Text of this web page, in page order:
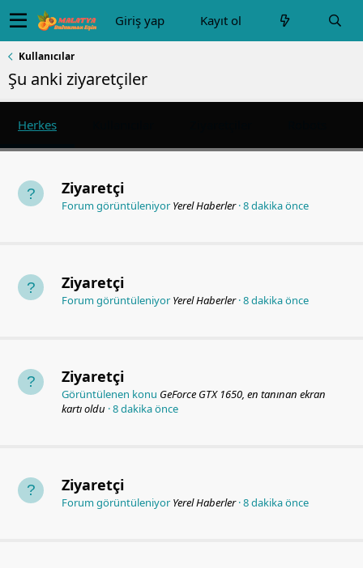
Giriş yap Kayıt ol
Kullanıcılar
Şu anki ziyaretçiler
Herkes
Ziyaretçi
Forum görüntüleniyorYerel Haberler 8 dakika önce
Ziyaretçi
Forum görüntüleniyorYerel Haberler 8 dakika önce
Ziyaretçi
Görüntülenen konu GeForce GTX 1650, en tanınan ekran
kartı oldu 8 dakika önce
Ziyaretçi
Forum görüntüleniyorYerel Haberler 8 dakika önce